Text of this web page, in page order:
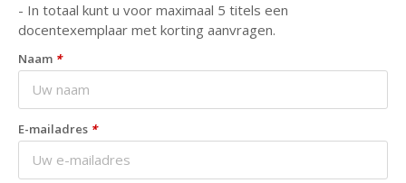
- In totaal kunt u voor maximaal 5 titels een
docentexemplaar met korting aanvragen.
Naam *
E-mailadres *